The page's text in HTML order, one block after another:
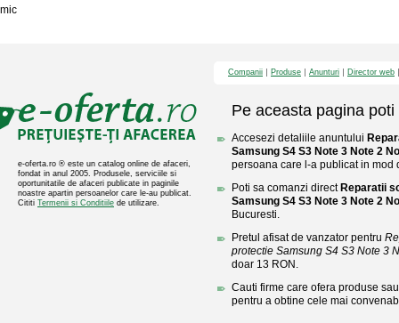
mic
e-oferta.ro ® este un catalog online de afaceri,
fondat in anul 2005. Produsele, serviciile si
oportunitatile de afaceri publicate in paginile
noastre apartin persoanelor care le-au publicat.
Cititi Termenii si Conditiile de utilizare.
Companii Produse Anunturi Director web
Pe aceasta pagina poti
Accesezi detaliile anuntului
Samsung S4 S3 Note 3 Note 2
persoana care l-a publicat in mod
Poti sa comanzi direct Reparatii
Samsung S4 S3 Note 3 Note 2
Bucuresti.
Pretul afisat de vanzator pentru
protectie Samsung S4 S3 Note 3
doar 13 RON.
Cauti firme care ofera produse
pentru a obtine cele mai